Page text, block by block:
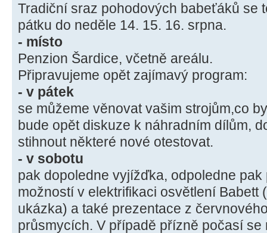
Tradiční sraz pohodových babeťáků se
pátku do neděle 14. 15. 16. srpna.
- místo
Penzion Šardice, včetně areálu.
Připravujeme opět zajímavý program:
- v pátek
se můžeme věnovat vašim strojům,co
bude opět diskuze k náhradním dílům,
stihnout některé nové otestovat.
- v sobotu
pak dopoledne vyjížďka, odpoledne
možností v elektrifikaci osvětlení Babett
ukázka) a také prezentace z
průsmycích. V případě přízně počasí